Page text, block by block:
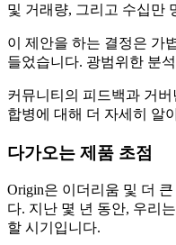
및 거래량, 그리고 수십만
이 제안을 하는 결정은 가
들었습니다. 광범위한 분
커뮤니티의 피드백과 거
합병에 대해 더 자세히 알
다가오는 제품 초점
Origin은 이더리움 및 더
다. 지난 몇 년 동안, 우리
할 시기입니다.